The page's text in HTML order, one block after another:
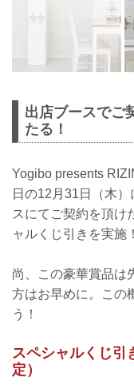
出店ブースでご
たる！
Yogibo presents
日の12月31日（木
スにてご契約を頂け
ャルくじ引きを実施！
尚、この豪華賞品は
方はお早めに。この
う！
スペシャルくじ引
定）